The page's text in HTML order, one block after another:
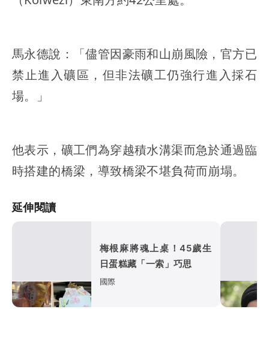
馬永德說：「儘管因豪雨和山崩風險，官方已
禁止進入礦區，但非法礦工仍強行進入採石
場。」
他表示，礦工們為穿越積水溝渠而急於通過臨
時搭建的橋梁，導致橋梁不堪負荷而崩塌。
延伸閱讀
梅根麻將魂上桌！45歲生
日蛋糕藏「一索」巧思
國際